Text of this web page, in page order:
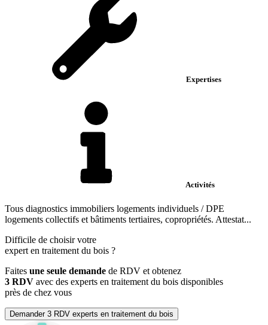
Expertises
Activités
Tous diagnostics immobiliers logements individuels / DPE
logements collectifs et bâtiments tertiaires, copropriétés. Attestat...
Difficile de choisir votre
expert en traitement du bois ?
Faites une seule demande de RDV et obtenez
3 RDV avec des experts en traitement du bois disponibles
près de chez vous
Demander 3 RDV experts en traitement du bois